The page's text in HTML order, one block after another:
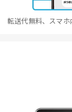
転送代無料、スマ